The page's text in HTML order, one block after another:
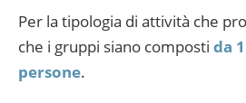
Per la tipologia di attività che
che i gruppi siano composti da
persone.